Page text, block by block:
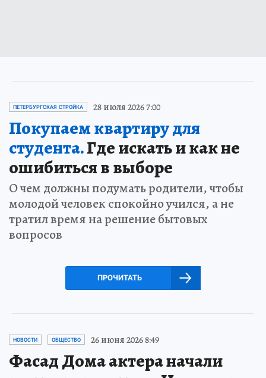
ПЕТЕРБУРГСКАЯ СТРОЙКА 28 июля 2026 7:00
Покупаем квартиру для
студента.Где искать и как не
ошибиться в выборе
О чем должны подумать родители, чтобы
молодой человек спокойно учился, а не
тратил время на решение бытовых
вопросов
ПРОЧИТАТЬ
НОВОСТИ ОБЩЕСТВО 26 июня 2026 8:49
Фасад Дома актера начали